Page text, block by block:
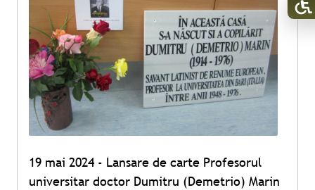
19 mai 2024 - Lansare de carte Profesorul
universitar doctor Dumitru (Demetrio) Marin